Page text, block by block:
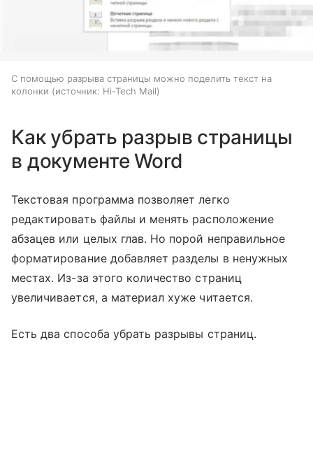
С помощью разрыва страницы можно поделить текст на
колонки
источник: Hi-Tech Mail
Как убрать разрыв страницы
в документе Word
Текстовая программа позволяет легко
редактировать файлы и менять расположение
абзацев или целых глав. Но порой неправильное
форматирование добавляет разделы в ненужных
местах. Из-за этого количество страниц
увеличивается, а материал хуже читается.
Есть два способа убрать разрывы страниц.